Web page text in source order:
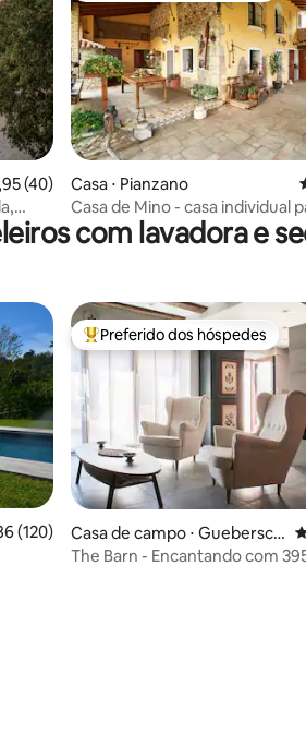
de uma avaliação média de 5, 40
(40)
Casa ⋅ Pianzano
Casa de Mino - casa individual
e trabalho
com lavadora e
uma avaliação média de 5, 120
(120)
Entre os melhores preferidos
Preferido dos hóspedes
Casa de campo ⋅ Guebersch
wihr
The Barn - Encantando com